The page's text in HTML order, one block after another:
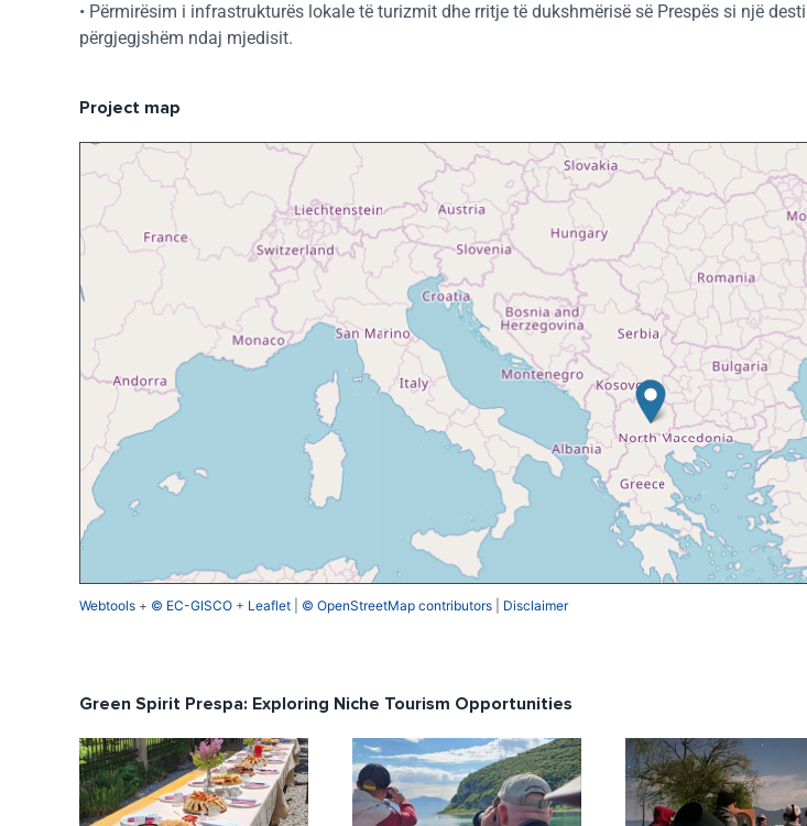
• Përmirësim i infrastrukturës lokale të turizmit dhe rritje të dukshmërisë së Prespës si një
përgjegjshëm ndaj mjedisit.
Project map
Skip map
Webtools + © EC-GISCO + Leaflet © OpenStreetMap contributors Disclaimer
Green Spirit Prespa: Exploring Niche Tourism Opportunities